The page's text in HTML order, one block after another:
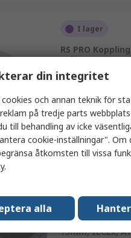
I lager
RS PRO
Stål, IP66, 300
IECEx 80 mm
RS PRO
Svart
polyester, IP66,
75mm, IECEx,
din integritet
cookies och annan teknik för
på tredje parts
till behandling av icke
cookie-inställningar".
åtkomsten till vissa
.
alla